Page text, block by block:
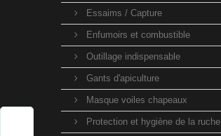
Essaims / Capture
Enfumoirs et combustible
Outillage indispensable
Gants d'apiculture
Masque voiles chapeaux
Protection et hygiène de la ruche